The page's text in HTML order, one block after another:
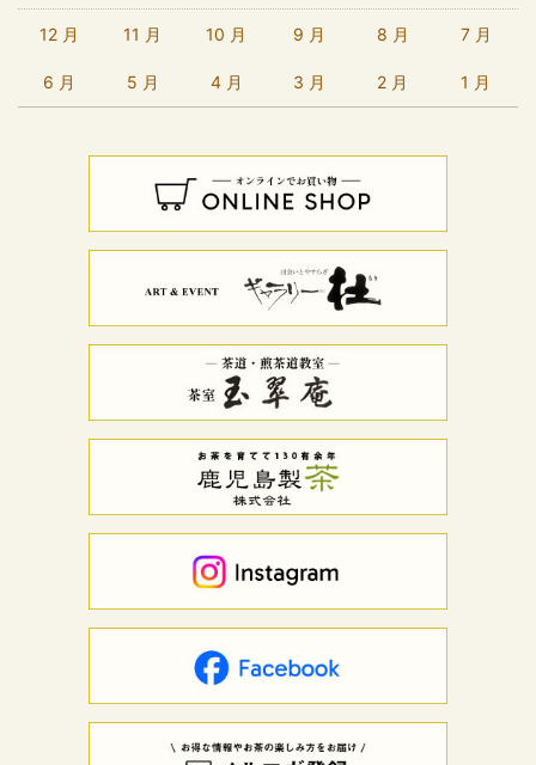
12 月 11 月 10 月 9 月 8 月 7 月
6 月 5 月 4 月 3 月 2 月 1 月